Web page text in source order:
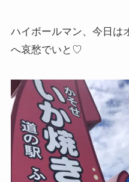
ハイボールマン、今日は
へ哀愁でいと♡